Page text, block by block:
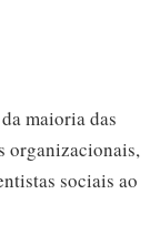
maioria das
organizacionais,
sociais ao